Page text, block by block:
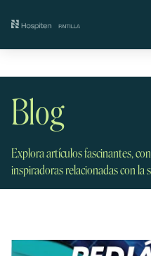
Acceso
Blog
Explora artículos fascinantes,
inspiradoras relacionadas con la